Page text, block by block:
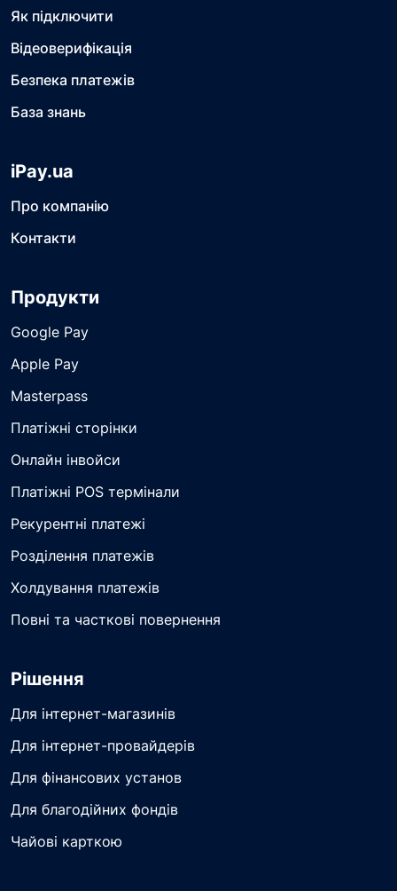
Як підключити
Відеоверифікація
Безпека платежів
База знань
iPay.ua
Про компанію
Контакти
Продукти
Google Pay
Apple Pay
Masterpass
Платіжні сторінки
Онлайн інвойси
Платіжні POS термінали
Рекурентні платежі
Розділення платежів
Холдування платежів
Повні та часткові повернення
Рішення
Для інтернет-магазинів
Для інтернет-провайдерів
Для фінансових установ
Для благодійних фондів
Чайові карткою